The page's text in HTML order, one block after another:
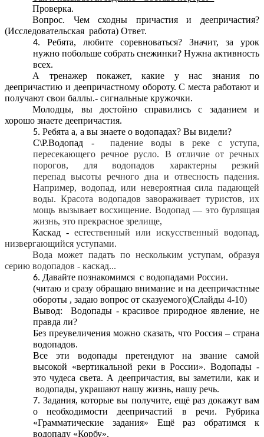
Проверка.
Вопрос. Чем сходны причастия и деепричастия?
(Исследовательская работа) Ответ.
Ребята, любите соревноваться? Значит, за урок
нужно побольше собрать снежинки? Нужна активность
всех.
А тренажер покажет, какие у нас знания по
деепричастию и деепричастному обороту. С места работают и
получают свои баллы.- сигнальные кружочки.
Молодцы, вы достойно справились с заданием и
хорошо знаете деепричастия.
Ребята а, а вы знаете о водопадах? Вы видели?
С\Р.Водопад -
падение воды в реке с уступа,
пересекающего речное русло. В отличие от речных
порогов, для водопадов характерны резкий
перепад высоты речного дна и отвесность падения.
Например, водопад, или невероятная сила падающей
воды. Красота водопадов завораживает туристов, их
мощь вызывает восхищение. Водопад — это бурлящая
жизнь, это прекрасное зрелище,
Каскад - естественный или искусственный водопад,
низвергающийся уступами.
Вода может падать по нескольким уступам, образуя
серию водопадов - каскад...
Давайте познакомимся с водопадами России.
(читаю и сразу обращаю внимание и на деепричастные
обороты , задаю вопрос от сказуемого)(Слайды 4-10)
Вывод: Водопады - красивое природное явление, не
правда ли?
Без преувеличения можно сказать, что Россия – страна
водопадов.
Все эти водопады претендуют на звание самой
высокой «вертикальной реки в России». Водопады -
это чудеса света. А деепричастия, вы заметили, как и
водопады, украшают нашу жизнь, нашу речь.
Задания, которые вы получите, ещё раз докажут вам
о необходимости деепричастий в речи. Рубрика
«Грамматические задания» Ещё раз обратимся к
водопаду «Корбу».